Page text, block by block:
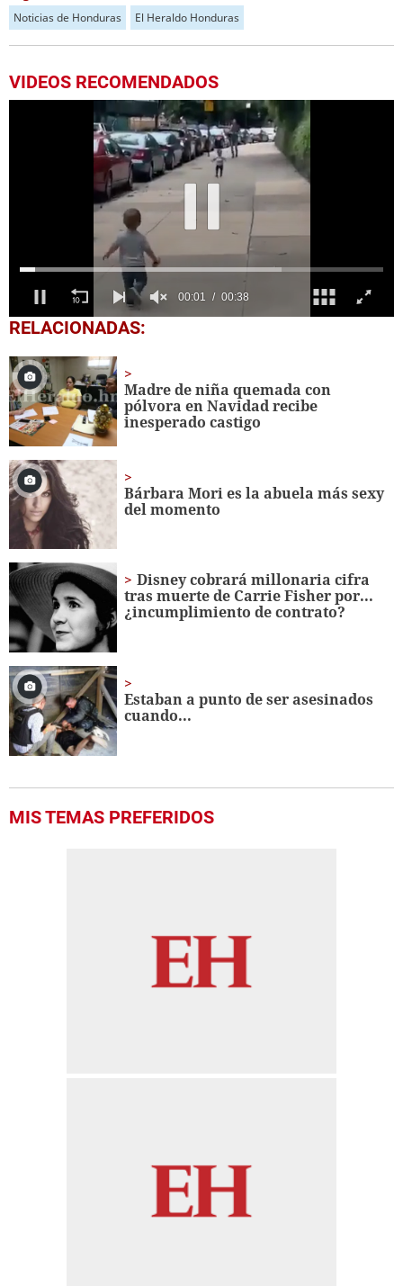
Noticias de Honduras El Heraldo Honduras
VIDEOS RECOMENDADOS
0
of
seconds
RELACIONADAS:
Madre de niña quemada con
pólvora en Navidad recibe
inesperado castigo
Bárbara Mori es la abuela más sexy
del momento
Disney cobrará millonaria cifra
tras muerte de Carrie Fisher por...
¿incumplimiento de contrato?
Estaban a punto de ser asesinados
cuando...
MIS TEMAS PREFERIDOS